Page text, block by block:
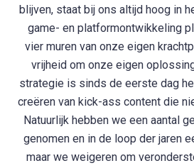
blijven, staat bij ons altijd hoog in
game- en platformontwikkeling
vier muren van onze eigen
vrijheid om onze eigen
strategie is sinds de eerste dag
creëren van kick-ass content die
Natuurlijk hebben we een aantal
genomen en in de loop der jaren
maar we weigeren om